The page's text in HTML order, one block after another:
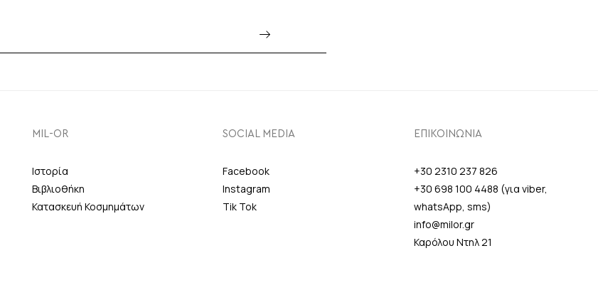
MIL-OR
Ιστορία
Βιβλιοθήκη
Κατασκευή Κοσμημάτων
SOCIAL MEDIA
Facebook
Instagram
Tik Tok
ΕΠΙΚΟΙΝΩΝΙΑ
+30 2310 237 826
+30 698 100 4488 (για viber,
whatsApp, sms)
info@milor.gr
Καρόλου Ντηλ 21